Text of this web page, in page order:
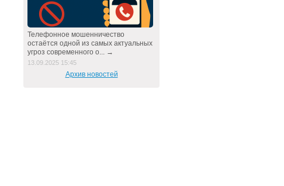
Телефонное мошенничество
остаётся одной из самых актуальных
угроз современного о... →
13.09.2025 15:45
Архив новостей